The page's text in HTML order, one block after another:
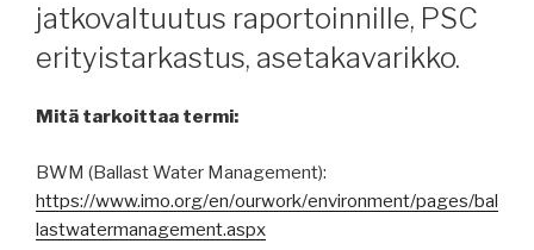
jatkovaltuutus raportoinnille, PSC
erityistarkastus, asetakavarikko.
Mitä tarkoittaa termi:
BWM (Ballast Water Management):
https://www.imo.org/en/ourwork/environment/pages/bal
lastwatermanagement.aspx